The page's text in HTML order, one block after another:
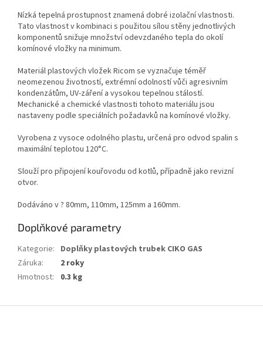
Nízká tepelná prostupnost znamená dobré izolační vlastnosti.
Tato vlastnost v kombinaci s použitou sílou stěny jednotlivých
komponentů snižuje množství odevzdaného tepla do okolí
komínové vložky na minimum.
Materiál plastových vložek Ricom se vyznačuje téměř
neomezenou životností, extrémní odolností vůči agresivním
kondenzátům, UV-záření a vysokou tepelnou stálostí.
Mechanické a chemické vlastnosti tohoto materiálu jsou
nastaveny podle speciálních požadavků na komínové vložky.
Vyrobena z vysoce odolného plastu, určená pro odvod spalin s
maximální teplotou 120°C.
Slouží pro připojení kouřovodu od kotlů, případně jako revizní
otvor.
Dodáváno v ? 80mm, 110mm, 125mm a 160mm.
Doplňkové parametry
Kategorie: Doplňky plastových trubek CIKO GAS
Záruka:
2 roky
Hmotnost: 0.3 kg